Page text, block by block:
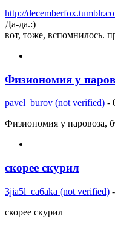
http://
Да-да.:)
вот, тоже, вспомнилось.
Физиономия у
pavel_burov (not verified) -
Физиономия у паровоза,
скорее скурил
3jia5l_ca6aka (not verified)
скорее скурил